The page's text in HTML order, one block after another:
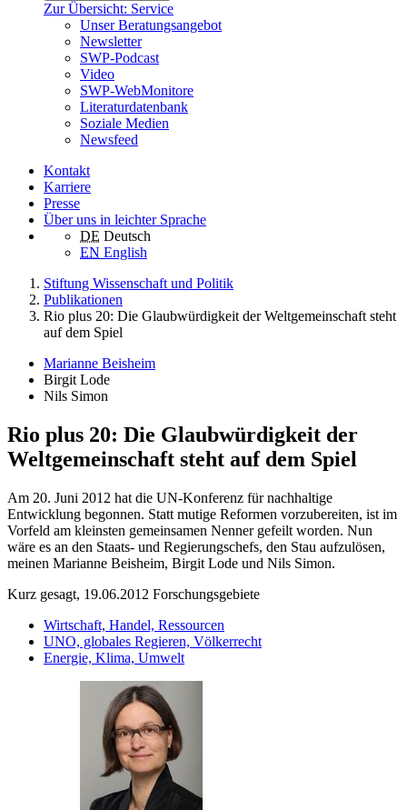
Zur Übersicht: Service
Unser Beratungsangebot
Newsletter
SWP-Podcast
Video
SWP-WebMonitore
Literaturdatenbank
Soziale Medien
Newsfeed
Kontakt
Karriere
Presse
Über uns in leichter Sprache
DE Deutsch
EN English
Stiftung Wissenschaft und Politik
Publikationen
Rio plus 20: Die Glaubwürdigkeit der Weltgemeinschaft steht
auf dem Spiel
Marianne Beisheim
Birgit Lode
Nils Simon
Rio plus 20: Die Glaubwürdigkeit der
Weltgemeinschaft steht auf dem Spiel
Am 20. Juni 2012 hat die UN-Konferenz für nachhaltige
Entwicklung begonnen. Statt mutige Reformen vorzubereiten, ist im
Vorfeld am kleinsten gemeinsamen Nenner gefeilt worden. Nun
wäre es an den Staats- und Regierungschefs, den Stau aufzulösen,
meinen Marianne Beisheim, Birgit Lode und Nils Simon.
Kurz gesagt, 19.06.2012 Forschungsgebiete
Wirtschaft, Handel, Ressourcen
UNO, globales Regieren, Völkerrecht
Energie, Klima, Umwelt